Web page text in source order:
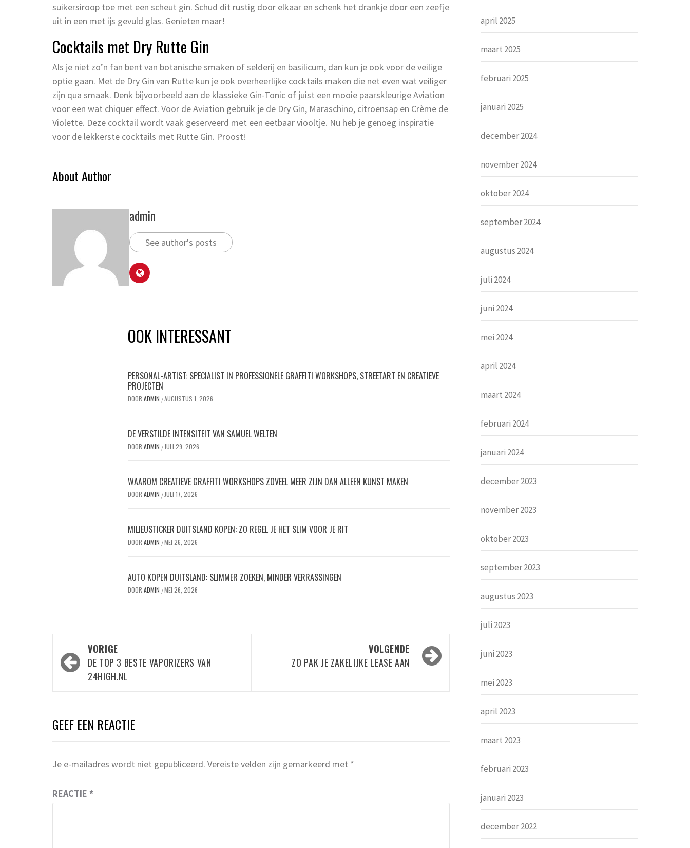
suikersiroop toe met een scheut gin. Schud dit rustig door elkaar en schenk het drankje door een zeefje
uit in een met ijs gevuld glas. Genieten maar!
Cocktails met Dry Rutte Gin
Als je niet zo’n fan bent van botanische smaken of selderij en basilicum, dan kun je ook voor de veilige
optie gaan. Met de Dry Gin van Rutte kun je ook overheerlijke cocktails maken die net even wat veiliger
zijn qua smaak. Denk bijvoorbeeld aan de klassieke Gin-Tonic of juist een mooie paarskleurige Aviation
voor een wat chiquer effect. Voor de Aviation gebruik je de Dry Gin, Maraschino, citroensap en Crème de
Violette. Deze cocktail wordt vaak geserveerd met een eetbaar viooltje. Nu heb je genoeg inspiratie
voor de lekkerste cocktails met Rutte Gin. Proost!
About Author
admin
See author's posts
OOK INTERESSANT
PERSONAL-ARTIST: SPECIALIST IN PROFESSIONELE GRAFFITI WORKSHOPS, STREETART EN CREATIEVE
PROJECTEN
DOOR ADMIN /AUGUSTUS 1, 2026
DE VERSTILDE INTENSITEIT VAN SAMUEL WELTEN
DOOR ADMIN /JULI 29, 2026
WAAROM CREATIEVE GRAFFITI WORKSHOPS ZOVEEL MEER ZIJN DAN ALLEEN KUNST MAKEN
DOOR ADMIN /JULI 17, 2026
MILIEUSTICKER DUITSLAND KOPEN: ZO REGEL JE HET SLIM VOOR JE RIT
DOOR ADMIN /MEI 26, 2026
AUTO KOPEN DUITSLAND: SLIMMER ZOEKEN, MINDER VERRASSINGEN
DOOR ADMIN /MEI 26, 2026
Bericht
navigatie
VORIGE
DE TOP 3 BESTE VAPORIZERS VAN
24HIGH.NL
VOLGENDE
ZO PAK JE ZAKELIJKE LEASE AAN
GEEF EEN REACTIE
Je e-mailadres wordt niet gepubliceerd. Vereiste velden zijn gemarkeerd met *
REACTIE *
april 2025
maart 2025
februari 2025
januari 2025
december 2024
november 2024
oktober 2024
september 2024
augustus 2024
juli 2024
juni 2024
mei 2024
april 2024
maart 2024
februari 2024
januari 2024
december 2023
november 2023
oktober 2023
september 2023
augustus 2023
juli 2023
juni 2023
mei 2023
april 2023
maart 2023
februari 2023
januari 2023
december 2022